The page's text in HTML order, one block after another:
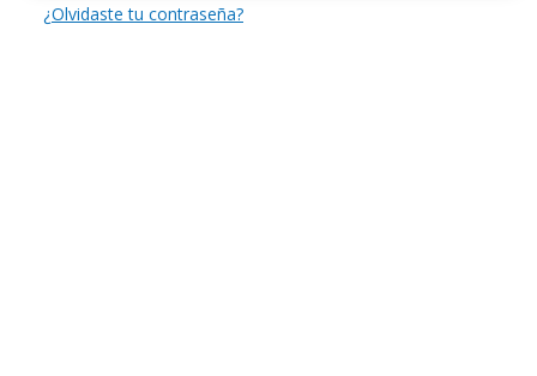
¿Olvidaste tu contraseña?